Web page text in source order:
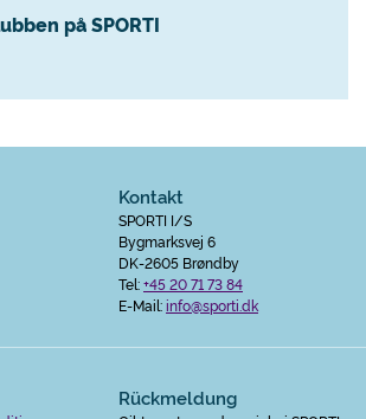
på SPORTI
Kontakt
SPORTI I/S
Bygmarksvej 6
DK-2605 Brøndby
Tel:+45 20 71 73 84
E-Mail:info@sporti.dk
Rückmeldung